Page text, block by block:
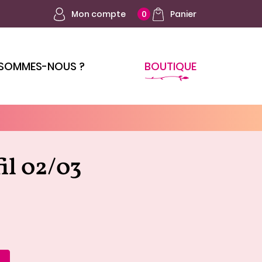
Mon compte 0 Panier
NOUS ? BOUTIQUE
02/03